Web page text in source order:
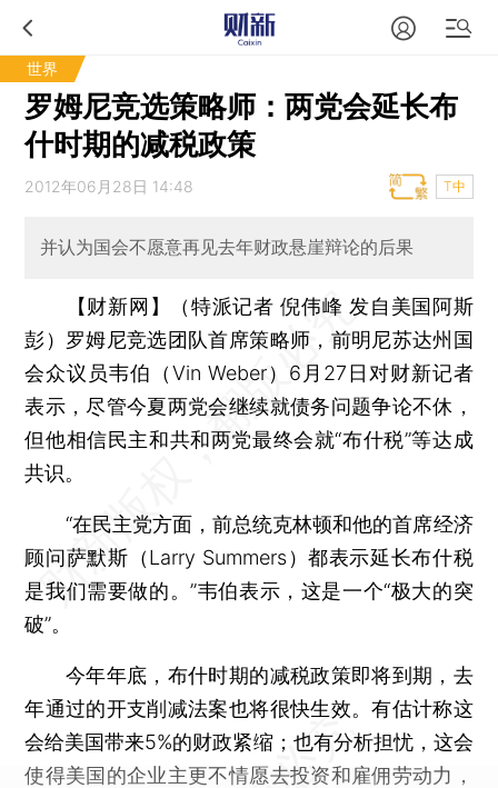
世界
罗姆尼竞选策略师：两党会延长布
什时期的减税政策
2012年06月28日 14:48 T中
并认为国会不愿意再见去年财政悬崖辩论的后果
【财新网】（特派记者 倪伟峰 发自美国阿斯
彭） 罗姆尼竞选团队首席策略师，前明尼苏达州国
会众议员韦伯（Vin Weber）6月27日对财新记者
表示，尽管今夏两党会继续就债务问题争论不休，
但他相信民主和共和两党最终会就“布什税”等达成
共识。
“在民主党方面，前总统克林顿和他的首席经济
顾问萨默斯（Larry Summers）都表示延长布什税
是我们需要做的。”韦伯表示，这是一个“极大的突
破”。
今年年底，布什时期的减税政策即将到期，去
年通过的开支削减法案也将很快生效。有估计称这
会给美国带来5%的财政紧缩；也有分析担忧，这会
使得美国的企业主更不情愿去投资和雇佣劳动力，